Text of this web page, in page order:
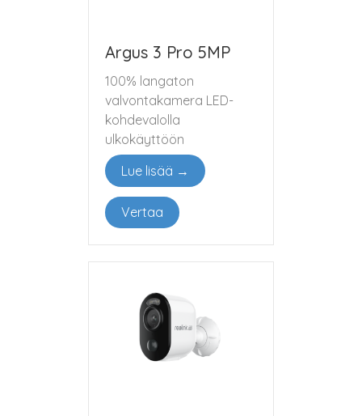
Argus 3 Pro 5MP
100% langaton
valvontakamera LED-
kohdevalolla
ulkokäyttöön
Lue lisää →
Vertaa